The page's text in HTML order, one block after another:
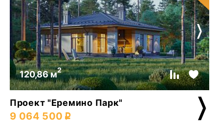
120,86 м2
Проект "Еремино Парк"
9 064 500